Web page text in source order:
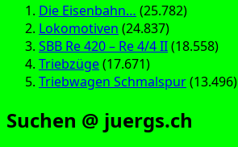
Die Eisenbahn… (25.782)
Lokomotiven (24.837)
SBB Re 420 – Re 4/4 II(18.558)
Triebzüge(17.671)
Triebwagen Schmalspur(13.496)
Suchen @ juergs.ch